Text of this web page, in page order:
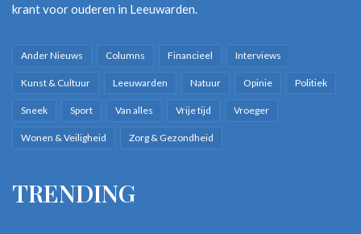
krant voor ouderen in Leeuwarden.
Ander Nieuws Columns Financieel Interviews
Kunst & Cultuur Leeuwarden Natuur Opinie Politiek
Sneek Sport Van alles Vrije tijd Vroeger
Wonen & Veiligheid Zorg & Gezondheid
TRENDING